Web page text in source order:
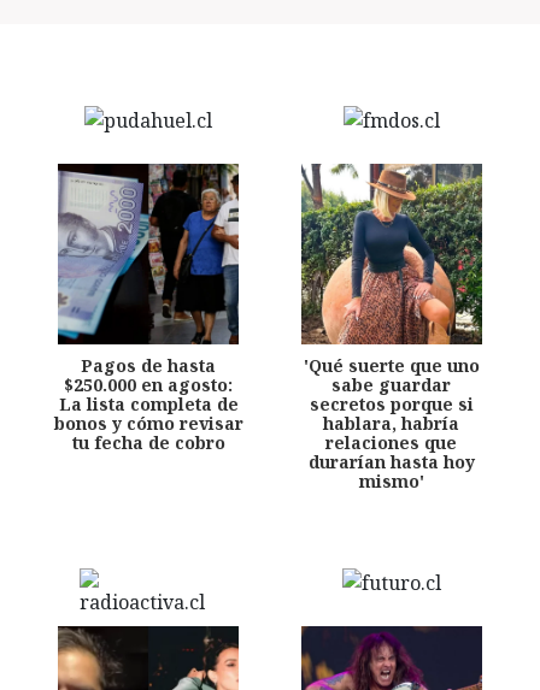
Pagos de hasta
$250.000 en agosto:
La lista completa de
bonos y cómo revisar
tu fecha de cobro
'Qué suerte que uno
sabe guardar
secretos porque si
hablara, habría
relaciones que
durarían hasta hoy
mismo'